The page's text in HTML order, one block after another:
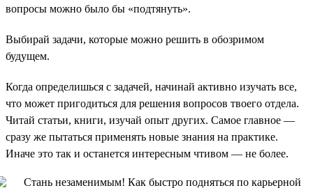
вопросы можно было бы «подтянуть».
Выбирай задачи, которые можно решить в обозримом
будущем.
Когда определишься с задачей, начинай активно изучать все,
что может пригодиться для решения вопросов твоего отдела.
Читай статьи, книги, изучай опыт других. Самое главное —
сразу же пытаться применять новые знания на практике.
Иначе это так и останется интересным чтивом — не более.